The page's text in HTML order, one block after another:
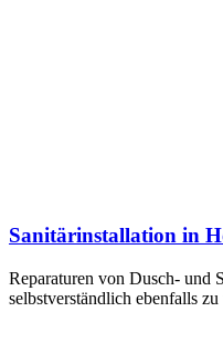
Sanitärinstallation in
Reparaturen von Dusch- und
selbstverständlich ebenfalls